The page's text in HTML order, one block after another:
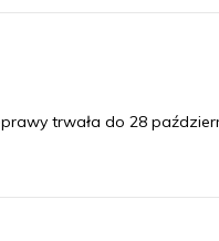
trwała do 28